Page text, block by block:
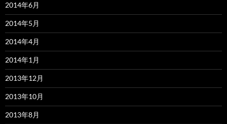
2014年6月
2014年5月
2014年4月
2014年1月
2013年12月
2013年10月
2013年8月